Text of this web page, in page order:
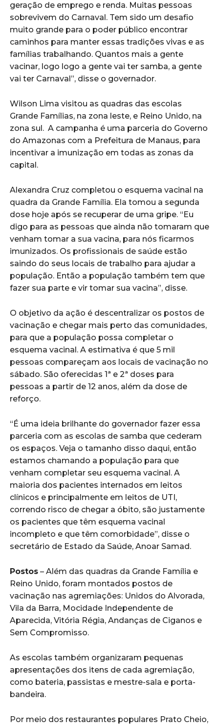
geração de emprego e renda. Muitas pessoas
sobrevivem do Carnaval. Tem sido um desafio
muito grande para o poder público encontrar
caminhos para manter essas tradições vivas e as
famílias trabalhando. Quantos mais a gente
vacinar, logo logo a gente vai ter samba, a gente
vai ter Carnaval”, disse o governador.
Wilson Lima visitou as quadras das escolas
Grande Famílias, na zona leste, e Reino Unido, na
zona sul. A campanha é uma parceria do Governo
do Amazonas com a Prefeitura de Manaus, para
incentivar a imunização em todas as zonas da
capital.
Alexandra Cruz completou o esquema vacinal na
quadra da Grande Família. Ela tomou a segunda
dose hoje após se recuperar de uma gripe. “Eu
digo para as pessoas que ainda não tomaram que
venham tomar a sua vacina, para nós ficarmos
imunizados. Os profissionais de saúde estão
saindo do seus locais de trabalho para ajudar a
população. Então a população também tem que
fazer sua parte e vir tomar sua vacina”, disse.
O objetivo da ação é descentralizar os postos de
vacinação e chegar mais perto das comunidades,
para que a população possa completar o
esquema vacinal. A estimativa é que 5 mil
pessoas compareçam aos locais de vacinação no
sábado. São oferecidas 1ª e 2ª doses para
pessoas a partir de 12 anos, além da dose de
reforço.
“É uma ideia brilhante do governador fazer essa
parceria com as escolas de samba que cederam
os espaços. Veja o tamanho disso daqui, então
estamos chamando a população para que
venham completar seu esquema vacinal. A
maioria dos pacientes internados em leitos
clínicos e principalmente em leitos de UTI,
correndo risco de chegar a óbito, são justamente
os pacientes que têm esquema vacinal
incompleto e que têm comorbidade”, disse o
secretário de Estado da Saúde, Anoar Samad.
Postos – Além das quadras da Grande Família e
Reino Unido, foram montados postos de
vacinação nas agremiações: Unidos do Alvorada,
Vila da Barra, Mocidade Independente de
Aparecida, Vitória Régia, Andanças de Ciganos e
Sem Compromisso.
As escolas também organizaram pequenas
apresentações dos itens de cada agremiação,
como bateria, passistas e mestre-sala e porta-
bandeira.
Por meio dos restaurantes populares Prato Cheio,